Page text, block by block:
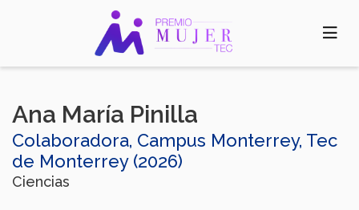
Ana María Pinilla
Colaboradora, Campus Monterrey, Tec
de Monterrey (2026)
Ciencias